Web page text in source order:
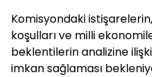
Komisyondaki
koşulları ve milli
beklentilerin analizine
imkan sağlaması